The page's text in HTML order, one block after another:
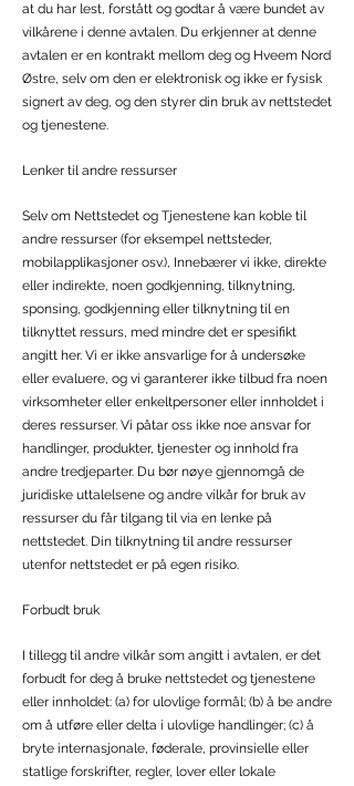
at du har lest, forstått og godtar å være bundet av
vilkårene i denne avtalen. Du erkjenner at denne
avtalen er en kontrakt mellom deg og Hveem Nord
Østre, selv om den er elektronisk og ikke er fysisk
signert av deg, og den styrer din bruk av nettstedet
og tjenestene.
Lenker til andre ressurser
Selv om Nettstedet og Tjenestene kan koble til
andre ressurser (for eksempel nettsteder,
mobilapplikasjoner osv.), Innebærer vi ikke, direkte
eller indirekte, noen godkjenning, tilknytning,
sponsing, godkjenning eller tilknytning til en
tilknyttet ressurs, med mindre det er spesifikt
angitt her. Vi er ikke ansvarlige for å undersøke
eller evaluere, og vi garanterer ikke tilbud fra noen
virksomheter eller enkeltpersoner eller innholdet i
deres ressurser. Vi påtar oss ikke noe ansvar for
handlinger, produkter, tjenester og innhold fra
andre tredjeparter. Du bør nøye gjennomgå de
juridiske uttalelsene og andre vilkår for bruk av
ressurser du får tilgang til via en lenke på
nettstedet. Din tilknytning til andre ressurser
utenfor nettstedet er på egen risiko.
Forbudt bruk
I tillegg til andre vilkår som angitt i avtalen, er det
forbudt for deg å bruke nettstedet og tjenestene
eller innholdet: (a) for ulovlige formål; (b) å be andre
om å utføre eller delta i ulovlige handlinger; (c) å
bryte internasjonale, føderale, provinsielle eller
statlige forskrifter, regler, lover eller lokale